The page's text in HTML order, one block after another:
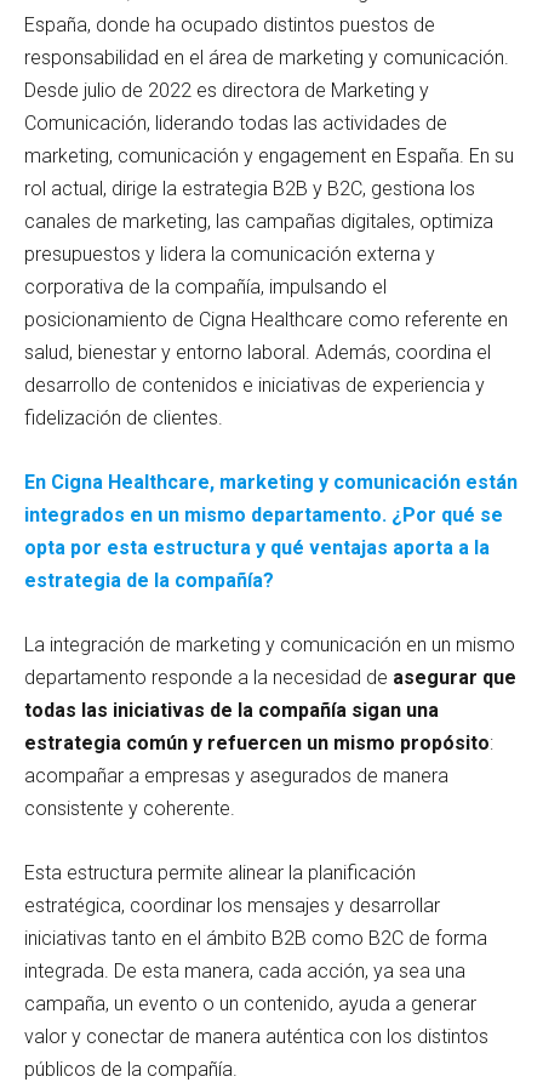
España, donde ha ocupado distintos puestos de
responsabilidad en el área de marketing y comunicación.
Desde julio de 2022 es directora de Marketing y
Comunicación, liderando todas las actividades de
marketing, comunicación y engagement en España. En su
rol actual, dirige la estrategia B2B y B2C, gestiona los
canales de marketing, las campañas digitales, optimiza
presupuestos y lidera la comunicación externa y
corporativa de la compañía, impulsando el
posicionamiento de Cigna Healthcare como referente en
salud, bienestar y entorno laboral. Además, coordina el
desarrollo de contenidos e iniciativas de experiencia y
fidelización de clientes.
En Cigna Healthcare, marketing y comunicación están
integrados en un mismo departamento. ¿Por qué se
opta por esta estructura y qué ventajas aporta a la
estrategia de la compañía?
La integración de marketing y comunicación en un mismo
departamento responde a la necesidad de asegurar que
todas las iniciativas de la compañía sigan una
estrategia común y refuercen un mismo propósito:
acompañar a empresas y asegurados de manera
consistente y coherente.
Esta estructura permite alinear la planificación
estratégica, coordinar los mensajes y desarrollar
iniciativas tanto en el ámbito B2B como B2C de forma
integrada. De esta manera, cada acción, ya sea una
campaña, un evento o un contenido, ayuda a generar
valor y conectar de manera auténtica con los distintos
públicos de la compañía.